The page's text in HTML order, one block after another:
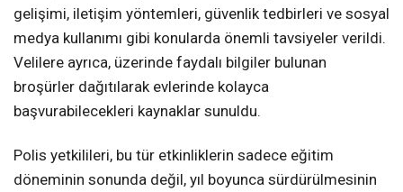
gelişimi, iletişim yöntemleri, güvenlik tedbirleri ve sosyal
medya kullanımı gibi konularda önemli tavsiyeler verildi.
Velilere ayrıca, üzerinde faydalı bilgiler bulunan
broşürler dağıtılarak evlerinde kolayca
başvurabilecekleri kaynaklar sunuldu.
Polis yetkilileri, bu tür etkinliklerin sadece eğitim
döneminin sonunda değil, yıl boyunca sürdürülmesinin